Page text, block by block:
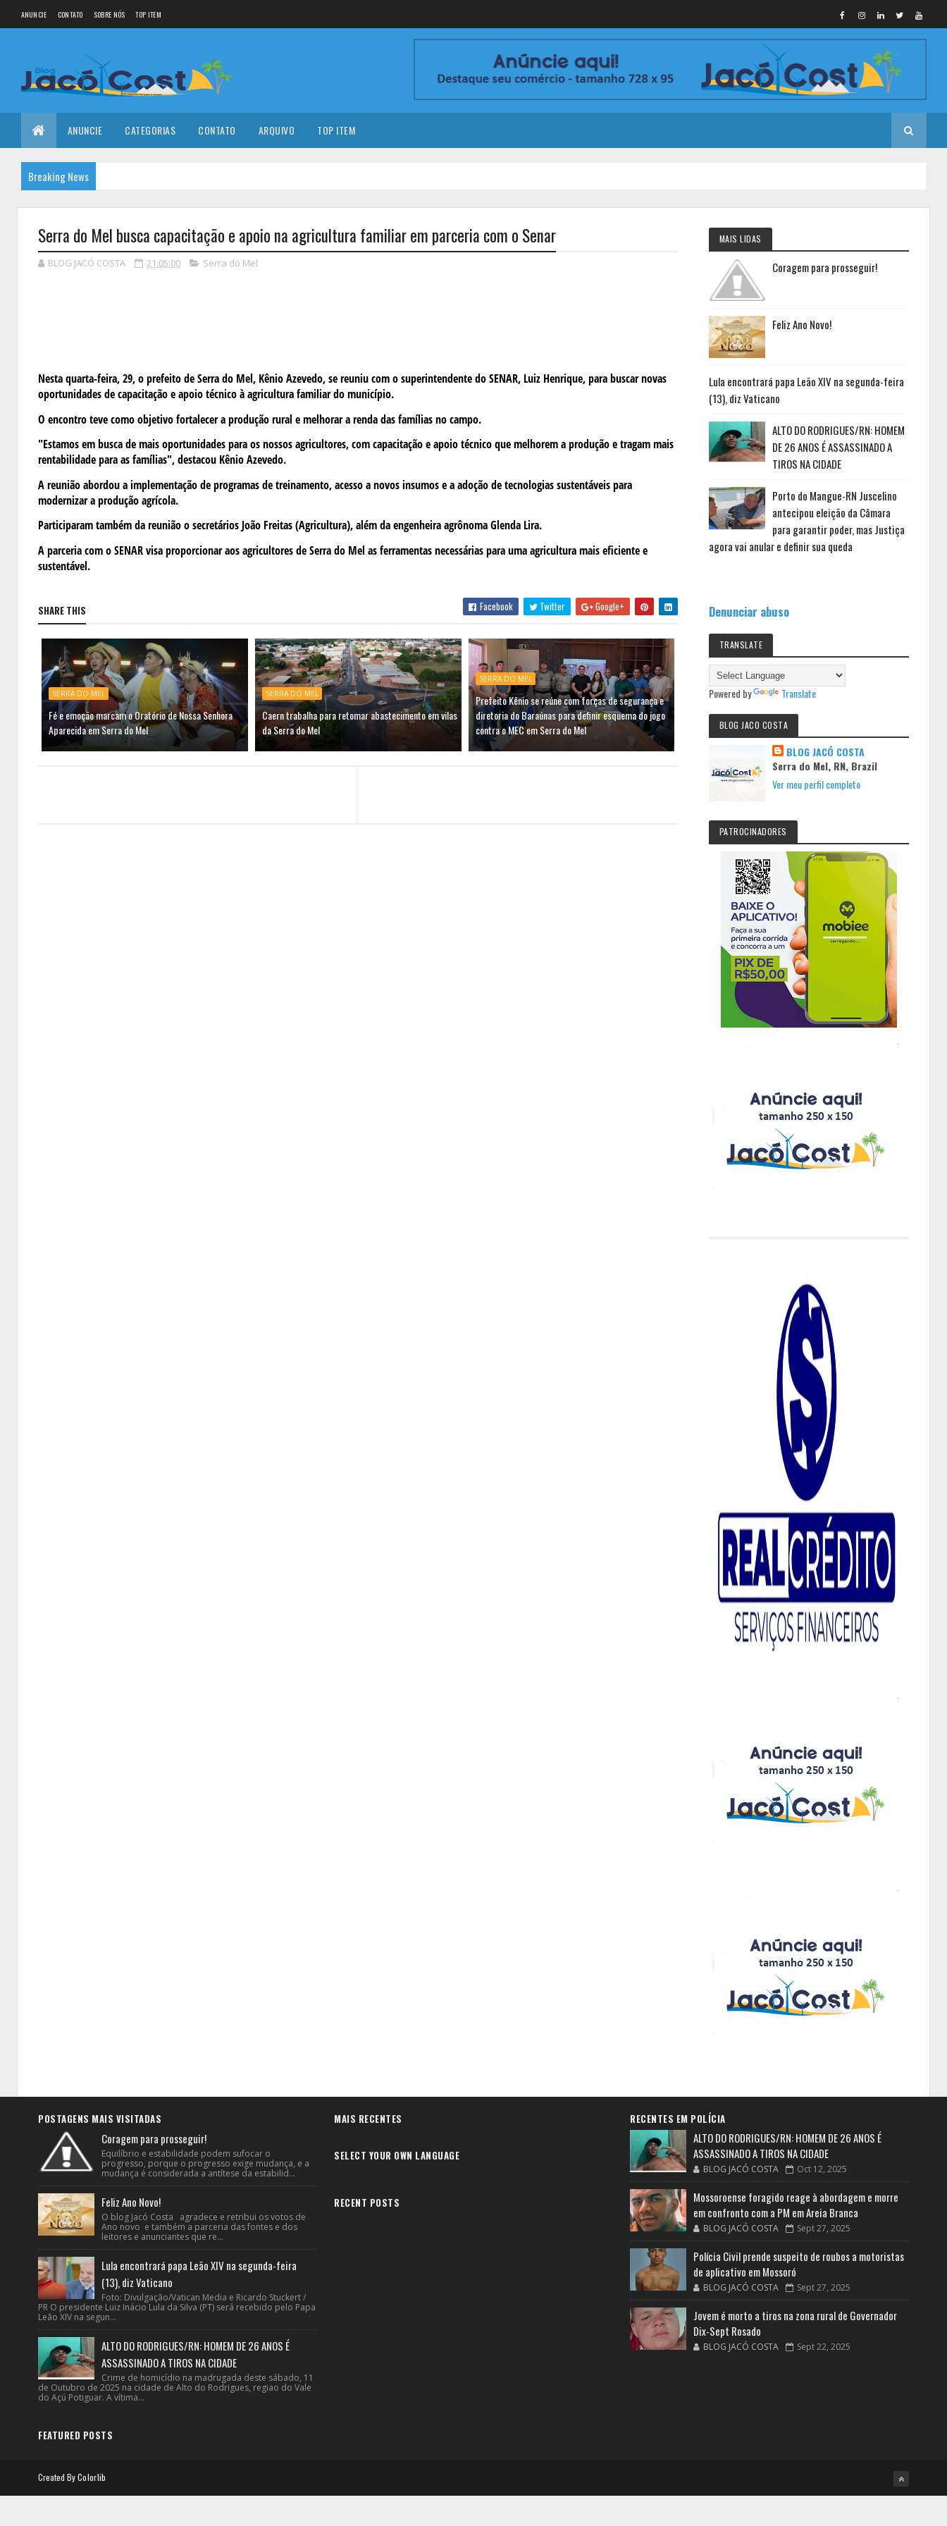
ANUNCIE CONTATO SOBRE NÓS TOP ITEM
ANUNCIE CATEGORIAS CONTATO ARQUIVO TOP ITEM
Breaking News
Serra do Mel busca capacitação e apoio na agricultura familiar em parceria com o Senar
BLOG JACÓ COSTA 21:05:00 Serra do Mel
Nesta quarta-feira, 29, o prefeito de Serra do Mel, Kênio Azevedo, se reuniu com o superintendente do SENAR, Luiz Henrique, para buscar novas
oportunidades de capacitação e apoio técnico à agricultura familiar do município.
O encontro teve como objetivo fortalecer a produção rural e melhorar a renda das famílias no campo.
"Estamos em busca de mais oportunidades para os nossos agricultores, com capacitação e apoio técnico que melhorem a produção e tragam mais
rentabilidade para as famílias", destacou Kênio Azevedo.
A reunião abordou a implementação de programas de treinamento, acesso a novos insumos e a adoção de tecnologias sustentáveis para
modernizar a produção agrícola.
Participaram também da reunião o secretários João Freitas (Agricultura), além da engenheira agrônoma Glenda Lira.
A parceria com o SENAR visa proporcionar aos agricultores de Serra do Mel as ferramentas necessárias para uma agricultura mais eficiente e
sustentável.
SHARE THIS Facebook Twitter Google+
SERRA DO MEL
Fé e emoção marcam o Oratório de Nossa Senhora
Aparecida em Serra do Mel
SERRA DO MEL
Caern trabalha para retomar abastecimento em vilas
da Serra do Mel
SERRA DO MEL
Prefeito Kênio se reúne com forças de segurança e
diretoria do Baraúnas para definir esquema do jogo
contra o MEC em Serra do Mel
MAIS LIDAS
Coragem para prosseguir!
Feliz Ano Novo!
Lula encontrará papa Leão XIV na segunda-feira
(13), diz Vaticano
ALTO DO RODRIGUES/RN: HOMEM
DE 26 ANOS É ASSASSINADO A
TIROS NA CIDADE
Porto do Mangue-RN Juscelino
antecipou eleição da Câmara
para garantir poder, mas Justiça
agora vai anular e definir sua queda
Denunciar abuso
TRANSLATE
Powered by Translate
BLOG JACO COSTA
BLOG JACÓ COSTA
Serra do Mel, RN, Brazil
Ver meu perfil completo
PATROCINADORES
POSTAGENS MAIS VISITADAS
Coragem para prosseguir!
Equilíbrio e estabilidade podem sufocar o
progresso, porque o progresso exige mudança, e a
mudança é considerada a antítese da estabilid...
Feliz Ano Novo!
O blog Jacó Costa agradece e retribui os votos de
Ano novo e também a parceria das fontes e dos
leitores e anunciantes que re...
Lula encontrará papa Leão XIV na segunda-feira
(13), diz Vaticano
Foto: Divulgação/Vatican Media e Ricardo Stuckert /
PR O presidente Luiz Inácio Lula da Silva (PT) será recebido pelo Papa
Leão XIV na segun...
ALTO DO RODRIGUES/RN: HOMEM DE 26 ANOS É
ASSASSINADO A TIROS NA CIDADE
Crime de homicídio na madrugada deste sábado, 11
de Outubro de 2025 na cidade de Alto do Rodrigues, regiao do Vale
do Açú Potiguar. A vítima...
FEATURED POSTS
MAIS RECENTES
SELECT YOUR OWN LANGUAGE
RECENT POSTS
RECENTES EM POLÍCIA
ALTO DO RODRIGUES/RN: HOMEM DE 26 ANOS É
ASSASSINADO A TIROS NA CIDADE
BLOG JACÓ COSTA Oct 12, 2025
Mossoroense foragido reage à abordagem e morre
em confronto com a PM em Areia Branca
BLOG JACÓ COSTA Sept 27, 2025
Polícia Civil prende suspeito de roubos a motoristas
de aplicativo em Mossoró
BLOG JACÓ COSTA Sept 27, 2025
Jovem é morto a tiros na zona rural de Governador
Dix-Sept Rosado
BLOG JACÓ COSTA Sept 22, 2025
Created ByColorlib